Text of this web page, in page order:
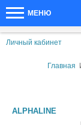
МЕНЮ
Личный кабинет
Главная
ALPHALINE